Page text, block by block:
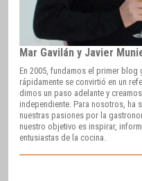
Mar Gavilán y Javier
En 2005, fundamos el primer
rápidamente se convirtió en un
dimos un paso adelante y
independiente. Para nosotros, ha
nuestras pasiones por la
nuestro objetivo es inspirar,
entusiastas de la cocina.